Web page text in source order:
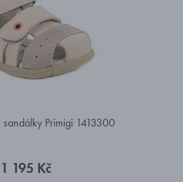
Primigi 1413300
1 195 Kč